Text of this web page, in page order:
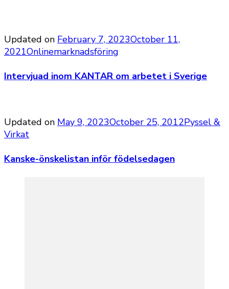
Updated on February 7, 2023October 11,
2021Onlinemarknadsföring
Intervjuad inom KANTAR om arbetet i Sverige
Updated on May 9, 2023October 25, 2012Pyssel &
Virkat
Kanske-önskelistan inför födelsedagen